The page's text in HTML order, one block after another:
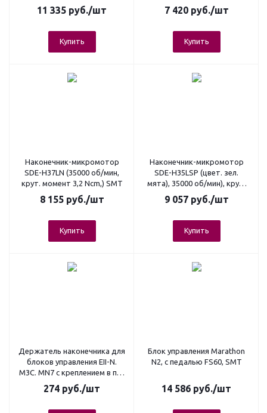
Ncm,)
11 335 руб./шт
Купить
7 420руб./шт
Купить
Наконечник-микромотор
SDE-H37LN (35000 об/мин,
крут. момент 3,2 Ncm,) SMT
8 155руб./шт
Купить
Наконечник-микромотор
SDE-H35LSP (цвет. зел.
мята), 35000 об/мин), крут.
момент 3,2 Ncm, SMT
9 057руб./шт
Купить
Держатель наконечника для
блоков управления EII-N.
M3C. MN7 с креплением в паз
блока, SMT
274 руб./шт
Блок управления Marathon
N2, с педалью FS60, SMT
14 586 руб./шт